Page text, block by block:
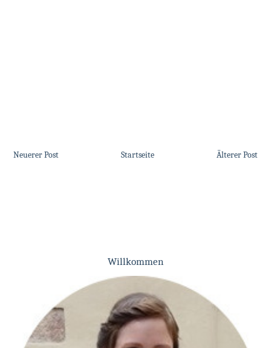
Neuerer Post Älterer Post
Startseite
Willkommen